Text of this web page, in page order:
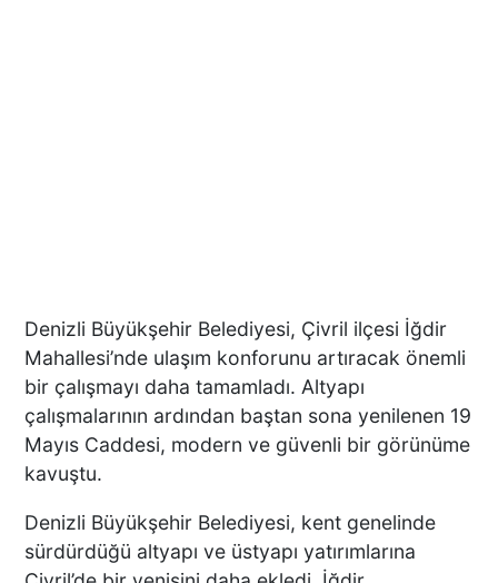
Denizli Büyükşehir Belediyesi, Çivril ilçesi İğdir
Mahallesi’nde ulaşım konforunu artıracak önemli
bir çalışmayı daha tamamladı. Altyapı
çalışmalarının ardından baştan sona yenilenen 19
Mayıs Caddesi, modern ve güvenli bir görünüme
kavuştu.
Denizli Büyükşehir Belediyesi, kent genelinde
sürdürdüğü altyapı ve üstyapı yatırımlarına